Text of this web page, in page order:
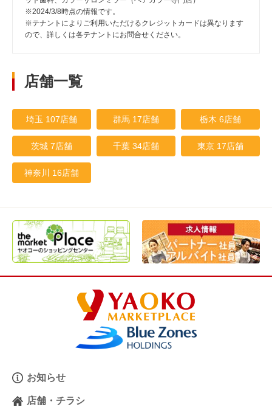
※2024/3/8時点の情報です。
※テナントによりご利用いただけるクレジットカードは異なります
ので、詳しくは各テナントにお問合せください。
店舗一覧
埼玉 107店舗 群馬 17店舗 栃木 6店舗
茨城 7店舗 千葉 34店舗 東京 17店舗
神奈川 16店舗
お知らせ
店舗・チラシ